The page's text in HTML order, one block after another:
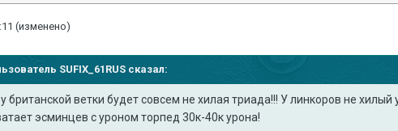
(изменено)
SUFIX_61RUS сказал:
британской ветки будет совсем не хилая триада!!! У линкоров не хилый
эсминцев с уроном торпед 30к-40к урона!